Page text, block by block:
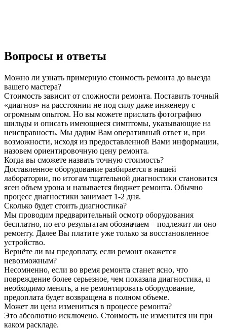
Вопросы и ответы
Можно ли узнать примерную стоимость ремонта до выезда
вашего мастера?
Стоимость зависит от сложности ремонта. Поставить точный
«диагноз» на расстоянии не под силу даже инженеру с
огромным опытом. Но вы можете прислать фотографию
шильды и описать имеющиеся симптомы, указывающие на
неисправность. Мы дадим Вам оперативный ответ и, при
возможности, исходя из предоставленной Вами информации,
назовем ориентировочную цену ремонта.
Когда вы сможете назвать точную стоимость?
Доставленное оборудование разбирается в нашей
лаборатории, по итогам тщательной диагностики становится
ясен объем урона и называется бюджет ремонта. Обычно
процесс диагностики занимает 1-2 дня.
Сколько будет стоить диагностика?
Мы проводим предварительный осмотр оборудования
бесплатно, по его результатам обозначаем – подлежит ли оно
ремонту. Далее Вы платите уже только за восстановленное
устройство.
Вернёте ли вы предоплату, если ремонт окажется
невозможным?
Несомненно, если во время ремонта станет ясно, что
повреждение более серьезное, чем показала диагностика, и
необходимо менять, а не ремонтировать оборудование,
предоплата будет возвращена в полном объеме.
Может ли цена измениться в процессе ремонта?
Это абсолютно исключено. Стоимость не изменится ни при
каком раскладе.